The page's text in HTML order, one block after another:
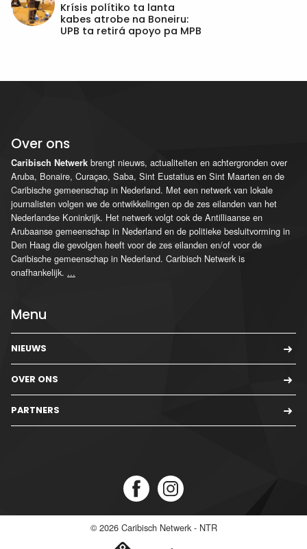
Krísis polítiko ta lanta
kabes atrobe na Boneiru:
UPB ta retirá apoyo pa MPB
Over ons
Caribisch Netwerk brengt nieuws, actualiteiten en achtergronden over
Aruba, Bonaire, Curaçao, Saba, Sint Eustatius en Sint Maarten en de
Caribische gemeenschap in Nederland. Met een netwerk van lokale
journalisten volgen we de ontwikkelingen op de zes eilanden van het
Nederlandse Koninkrijk. Het netwerk volgt ook de Antilliaanse en
Arubaanse gemeenschap in Nederland en de politieke besluitvorming in
Den Haag die gevolgen heeft voor de zes eilanden en/of voor de
Caribische gemeenschap in Nederland. Caribisch Netwerk is
onafhankelijk. ...
Menu
NIEUWS
OVER ONS
PARTNERS
© 2026 Caribisch Netwerk - NTR